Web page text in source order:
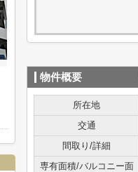
物件概要
所在地
交通
間取り/詳細
専有面積/バルコニー面